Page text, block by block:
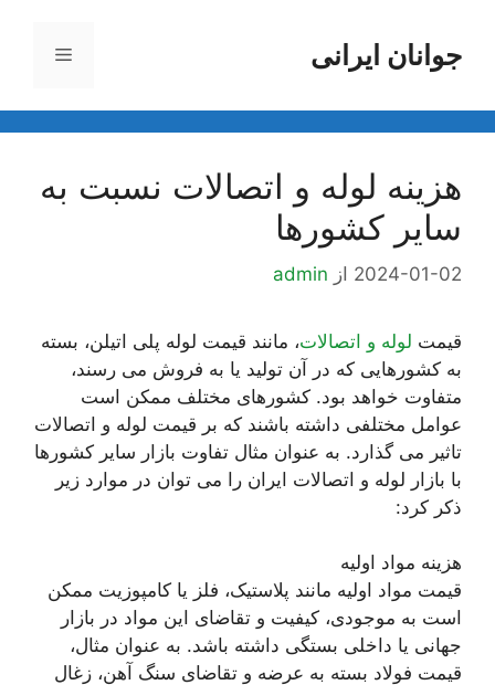
محتواجوانان ایرانی فهرست
هزینه لوله و اتصالات نسبت به
سایر کشورها
2024-01-02 از admin
قیمت لوله و اتصالات، مانند قیمت لوله پلی اتیلن، بسته
به کشورهایی که در آن تولید یا به فروش می رسند،
متفاوت خواهد بود. کشورهای مختلف ممکن است
عوامل مختلفی داشته باشند که بر قیمت لوله و اتصالات
تاثیر می گذارد. به عنوان مثال تفاوت بازار سایر کشورها
با بازار لوله و اتصالات ایران را می توان در موارد زیر
ذکر کرد:
هزینه مواد اولیه
قیمت مواد اولیه مانند پلاستیک، فلز یا کامپوزیت ممکن
است به موجودی، کیفیت و تقاضای این مواد در بازار
جهانی یا داخلی بستگی داشته باشد. به عنوان مثال،
قیمت فولاد بسته به عرضه و تقاضای سنگ آهن، زغال